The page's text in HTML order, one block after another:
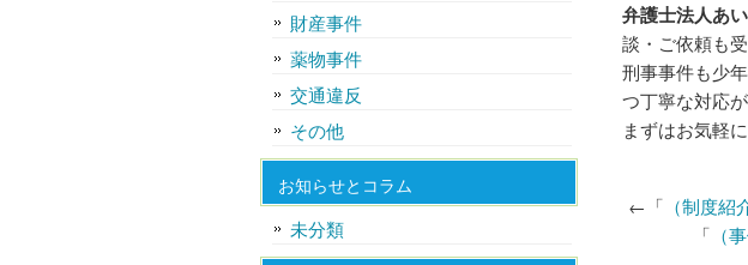
弁護士法人あ
談・ご依頼も
刑事事件も少
つ丁寧な対応が
まずはお気軽
←「 （制度
「 （
財産事件
薬物事件
交通違反
その他
お知らせとコラム
未分類